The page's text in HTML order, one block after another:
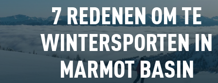
7 REDENEN OM TE
WINTERSPORTEN IN
MARMOT BASIN